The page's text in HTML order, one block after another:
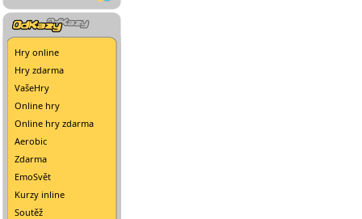
Hry online
Hry zdarma
VašeHry
Online hry
Online hry zdarma
Aerobic
Zdarma
EmoSvět
Kurzy inline
Soutěž